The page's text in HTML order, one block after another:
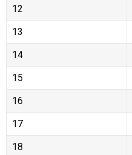
12
13
14
15
16
17
18